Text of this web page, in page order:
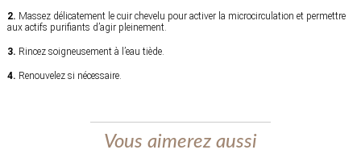
2. Massez délicatement le cuir chevelu pour activer la microcirculation et permettre
aux actifs purifiants d’agir pleinement.
3. Rincez soigneusement à l’eau tiède.
4. Renouvelez si nécessaire.
Vous aimerez aussi